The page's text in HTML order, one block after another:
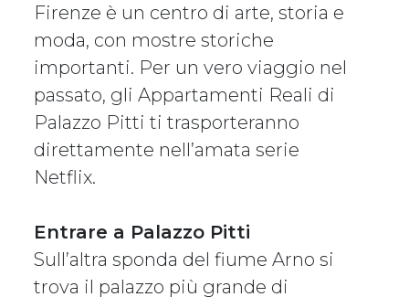
Firenze è un centro di arte, storia e
moda, con mostre storiche
importanti. Per un vero viaggio nel
passato, gli Appartamenti Reali di
Palazzo Pitti ti trasporteranno
direttamente nell’amata serie
Netflix.
Entrare a Palazzo Pitti
Sull’altra sponda del fiume Arno si
trova il palazzo più grande di